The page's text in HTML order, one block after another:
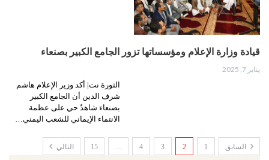
قيادة وزارة الإعلام ومؤسساتها تزور الجامع الكبير بصنعاء
يناير 7, 2025
الثورة نت| أكد وزير الإعلام هاشم
شرف الدين أن الجامع الكبير
بصنعاء شاهدٌ حي على عظمة
الانتماء الإيماني للشعب اليمني…
السابق 1
2
3
4
…
15 التالي